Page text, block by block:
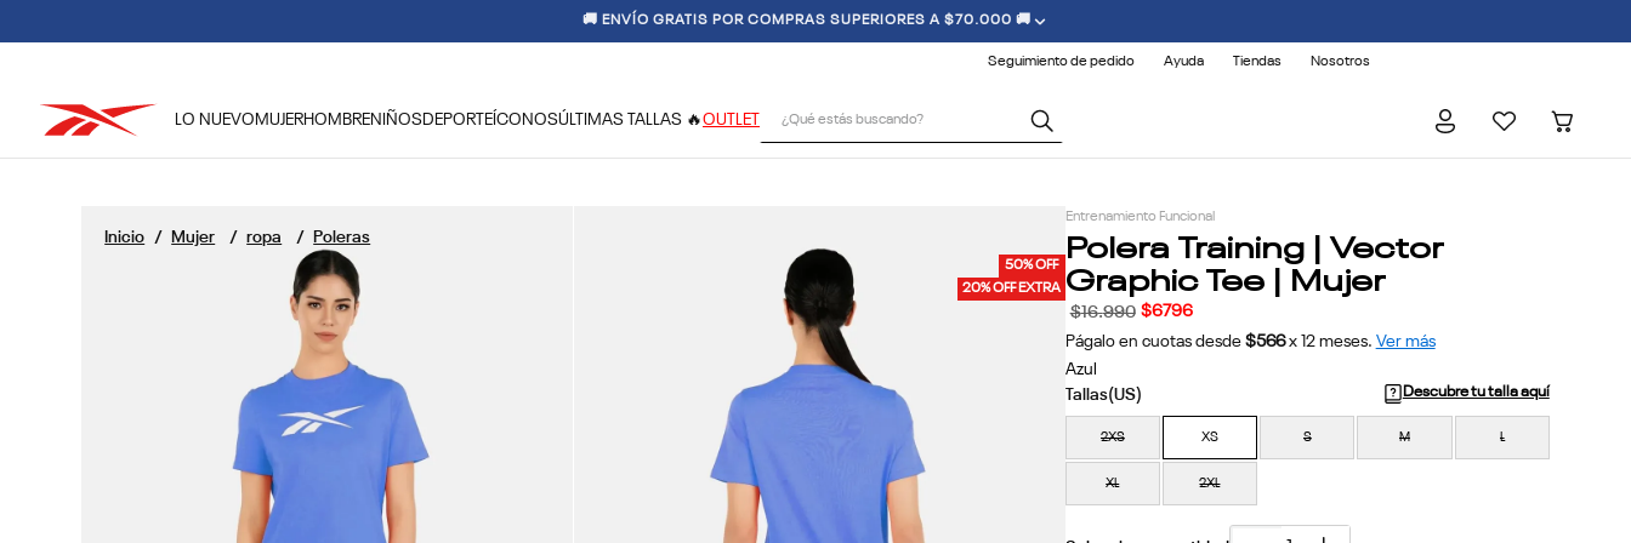
DEBIDO A LAS CONDICIONES CLIMÁTICAS, LOS TIEMPOS DE ENTREGA PODRÍAN VERSE AFECTADOS.
Seguimiento de pedido Ayuda Tiendas Nosotros
LO NUEVO MUJERHOMBRENIÑOSDEPORTE ÍCONOSÚLTIMAS TALLAS 🔥OUTLET
50% OFF
20% OFF EXTRA
Mujer ropa Poleras
Entrenamiento Funcional
Polera Training | Vector
Graphic Tee | Mujer
$16.990 $6796
Págalo en cuotas desde $566 x 12meses. Ver más
Azul
Descubre tu talla aquí
2XS XS S M L
XL 2XL
2.
club c
reebok hombre
training
5.
classic
6.
polerón
7
8